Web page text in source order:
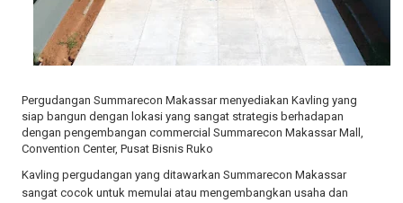
Pergudangan Summarecon Makassar menyediakan Kavling yang
siap bangun dengan lokasi yang sangat strategis berhadapan
dengan pengembangan commercial Summarecon Makassar Mall,
Convention Center, Pusat Bisnis Ruko
Kavling pergudangan yang ditawarkan Summarecon Makassar
sangat cocok untuk memulai atau mengembangkan usaha dan